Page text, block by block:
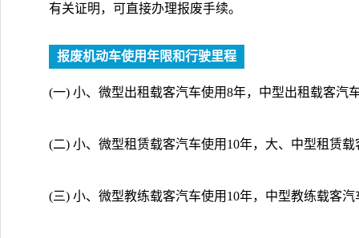
有关证明，可直接办理报废手续。
报废机动车使用年限和行驶里程
(一) 小、微型出租载客汽车使用8年，中型出租载客汽
(二) 小、微型租赁载客汽车使用10年，大、中型租赁
(三) 小、微型教练载客汽车使用10年，中型教练载客